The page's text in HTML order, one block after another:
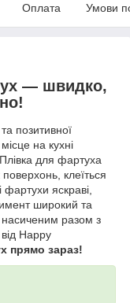
Оплата Умови
— швидко,
позитивної
на кухні
Плівка для фартуха
клеїться
яскраві,
широкий та
насиченим разом з
Happy
прямо зараз!